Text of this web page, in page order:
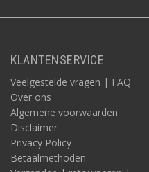
KLANTENSERVICE
Veelgestelde vragen | FAQ
Over ons
Algemene voorwaarden
Disclaimer
Privacy Policy
Betaalmethoden